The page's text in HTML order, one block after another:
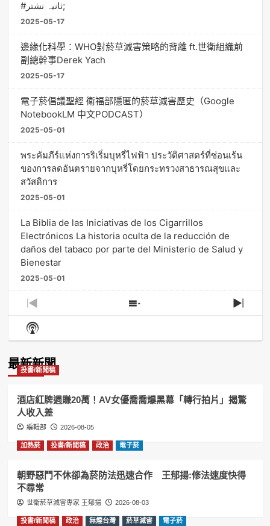
#ثانیہ نشتر;
2025-05-17
邊緣化科學：WHO對菸草減害策略的背離 ft.世衛組織前
副總幹事Derek Yach
2025-05-17
電子菸倡議聖經 衛福部隱匿的菸草減害歷史（Google
NotebookLM 中文PODCAST）
2025-05-01
พระคัมภีร์แห่งการริเริ่มบุหรี่ไฟฟ้า ประวัติศาสตร์ที่ซ่อนเร้น
ของการลดอันตรายจากบุหรี่โดยกระทรวงสาธารณสุขและ
สวัสดิการ
2025-05-01
La Biblia de las Iniciativas de los Cigarrillos
Electrónicos La historia oculta de la reducción de
daños del tabaco por parte del Ministerio de Salud y
Bienestar
2025-05-01
Previous
Episode
Show
Episodes
Next
Show
Podcast
最新新聞
投書/新聞稿
酒店紅牌週賺20萬！AV女優喬喬爆黑幕「轉行拍片」揭驚
人收入差
編輯部 2026-08-05
加熱菸 投書/新聞稿 政治 電子菸
朝野惡鬥不休卻為菸防法迅速合作 王郁揚:修法速度快得
不尋常
世衛菸草減害專家 王郁揚 2026-08-03
投書/新聞稿 政治 無煙台灣 菸草減害 電子菸